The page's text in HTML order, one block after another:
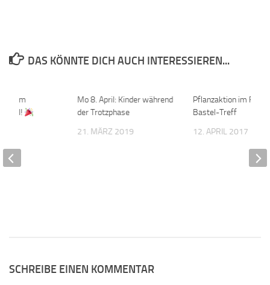
DAS KÖNNTE DICH AUCH INTERESSIEREN...
Mo 8. April: Kinder während
der Trotzphase
21. MÄRZ 2019
Pflanzaktion im
Bastel-Treff
12. APRIL 2017
im
SCHREIBE EINEN KOMMENTAR